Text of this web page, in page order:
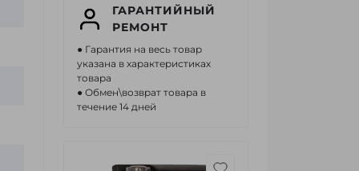
ГАРАНТИЙНЫЙ
РЕМОНТ
● Гарантия на весь товар
указана в характеристиках
товара
● Обмен\возврат товара в
течение 14 дней